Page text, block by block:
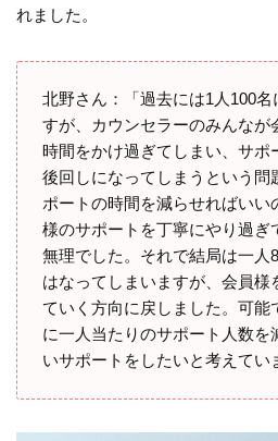
れました。
北野さん：「過去には1人100名
すが、カウンセラーのみんなが
時間をかけ過ぎてしまい、サポ
後回しになってしまうという問
ポートの時間を減らせればいい
様のサポートを丁寧にやり過ぎ
無理でした。それで結局は一人
はなってしまいますが、会員様
ていく方向に戻しました。可能
に一人当たりのサポート人数を
いサポートをしたいと考えてい